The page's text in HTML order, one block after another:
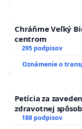
Chráňme Veľký
centrom
295 podpisov
Oznámenie o
Petícia za
zdravotnej
pri prijímaní do
188 podpisov